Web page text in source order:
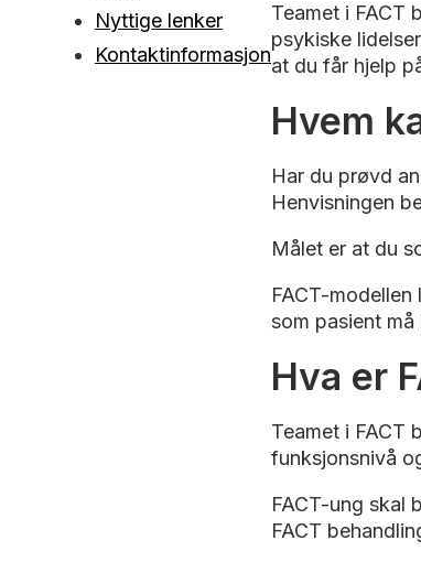
Nyttige lenker
Kontaktinformasjon
Teamet i FACT
psykiske
at du får hjelp
Hvem
Har du prøvd
Henvisningen
Målet er at du
FACT-
som pasient
Hva er
Teamet i FACT
funksjonsnivå
FACT-ung skal
FACT